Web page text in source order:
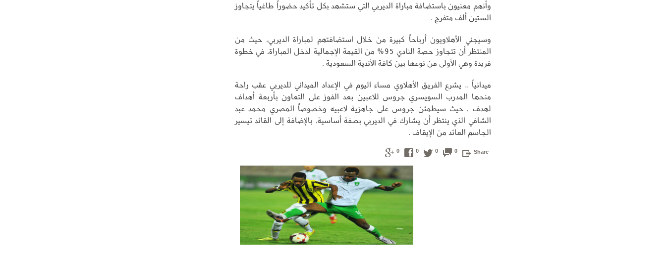
وأنهم معنيون باستضافة مباراة الديربي التي ستشهد بكل تأكيد حضوراً طاغياً يتجاوز
الستين ألف متفرج .
وسيجني الأهلاويون أرباحاً كبيرة من خلال استضافتهم لمباراة الديربي، حيث من
المنتظر أن تتجاوز حصة النادي 95% من القيمة الإجمالية لدخل المباراة، في خطوة
فريدة وهي الأولى من نوعها بين كافة الأندية السعودية .
ميدانياً .. يشرع الفريق الأهلاوي مساء اليوم في الإعداد الميداني للديربي عقب راحة
منحها المدرب السويسري جروس للاعبين بعد الفوز على التعاون بأربعة أهداف
لهدف ، حيث سيطمئن جروس على جاهزية لاعبيه وخصوصاً المصري محمد عبد
الشافي الذي ينتظر أن يشارك في الديربي بصفة أساسية، بالإضافة إلى القائد تيسير
الجاسم العائد من الإيقاف .
Share
0
0
0
0